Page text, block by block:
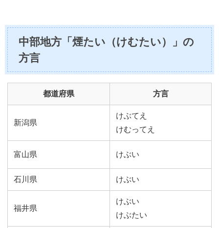
中部地方「煙たい（けむたい）」の
方言
都道府県 方言
新潟県
けぶてえ
けむってえ
富山県 けぶい
石川県 けぶい
福井県
けぶい
けぶたい